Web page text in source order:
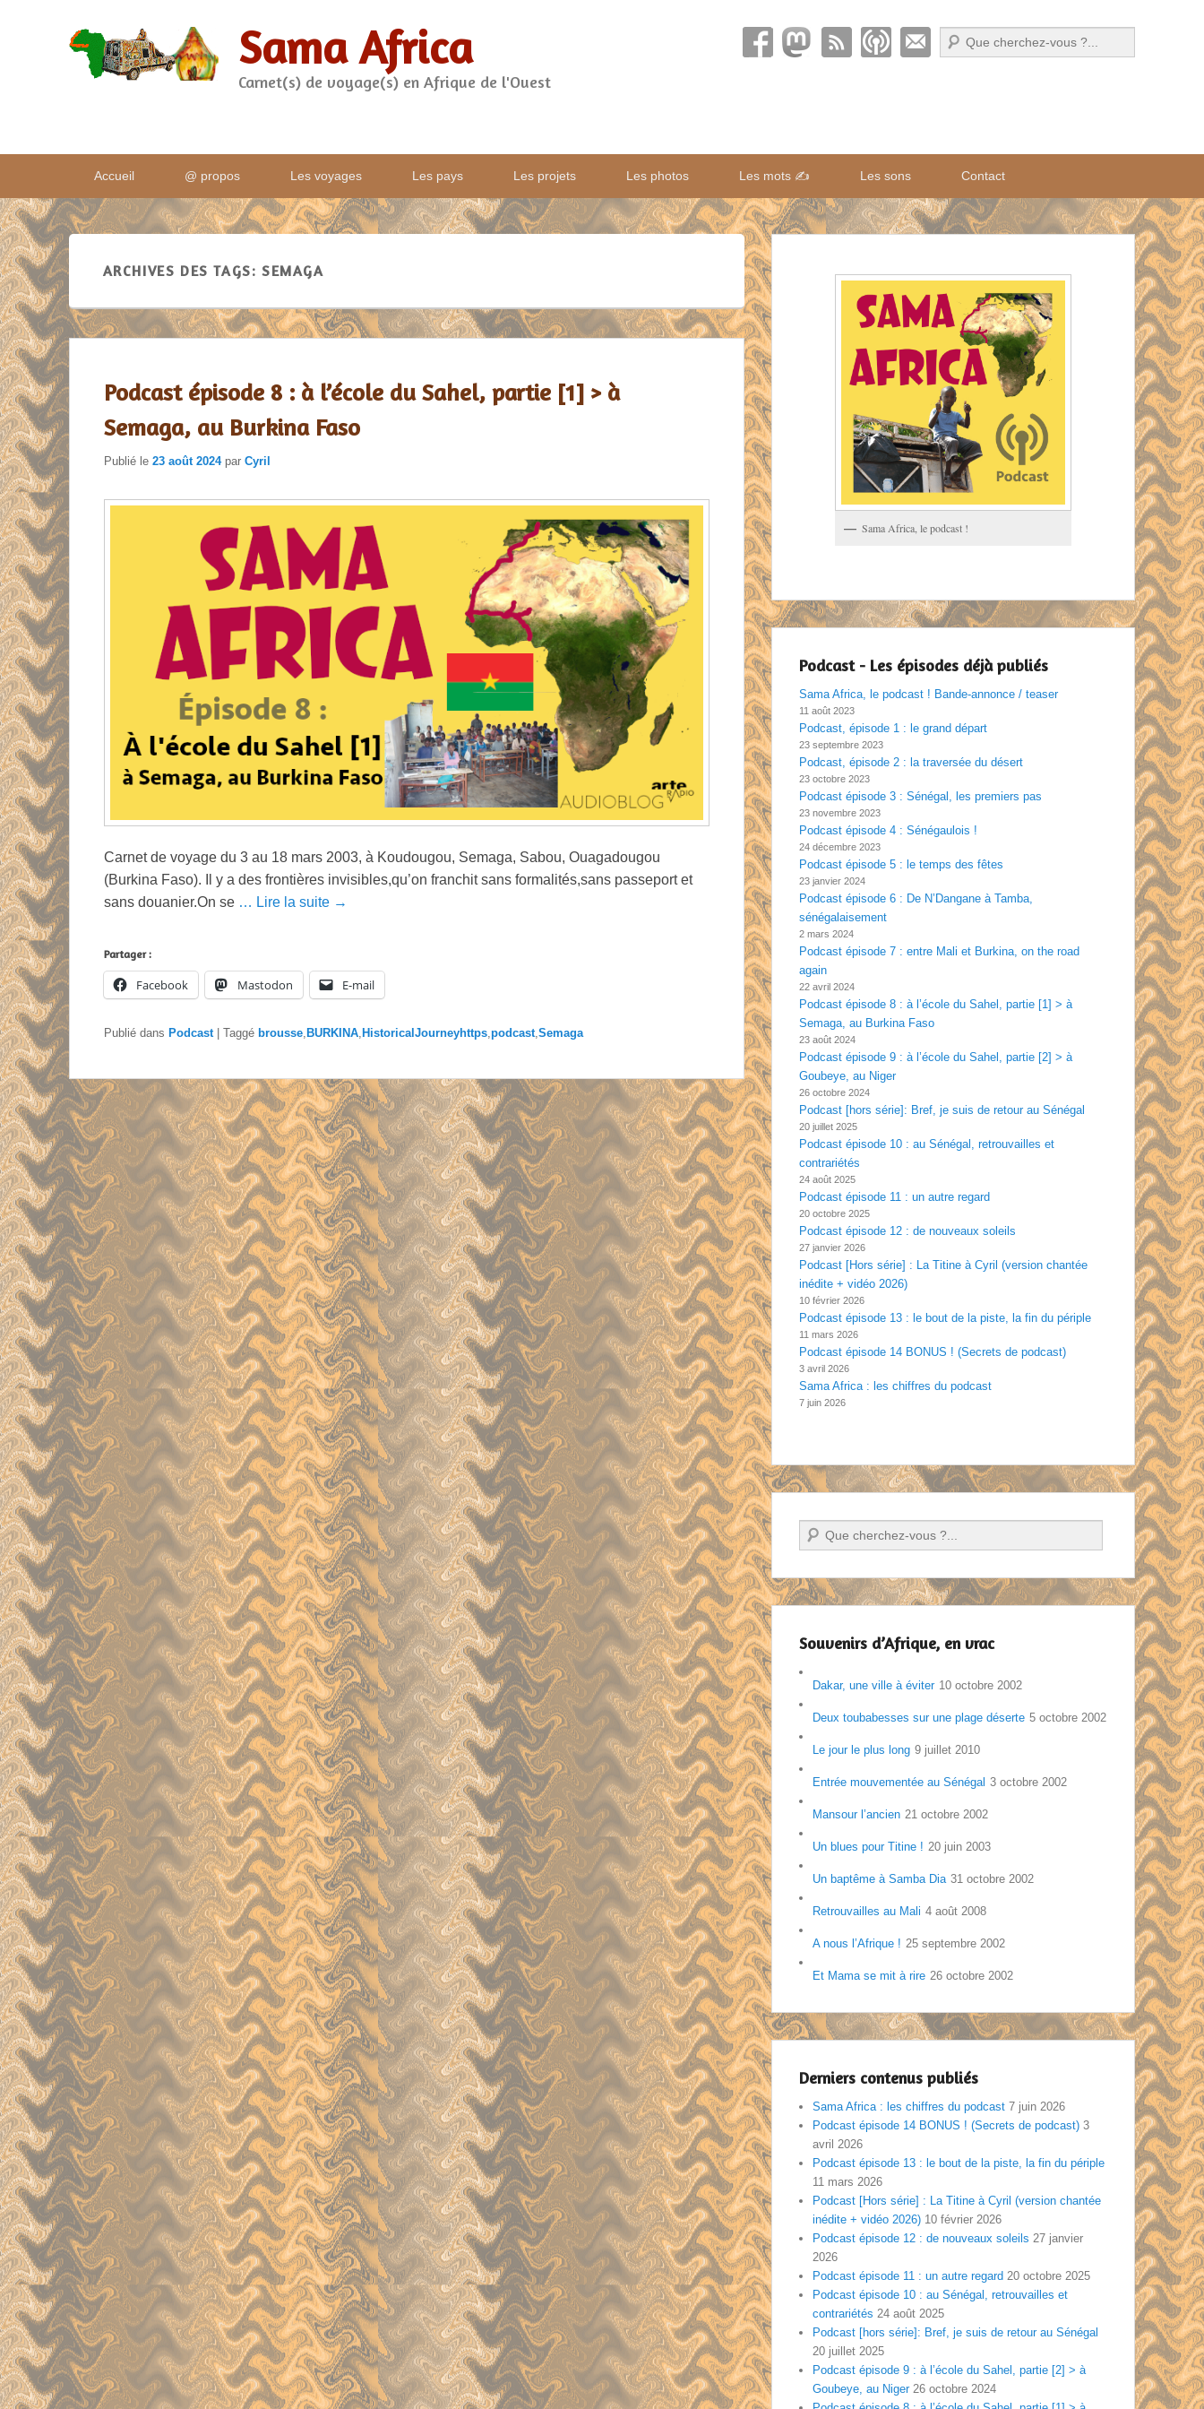
Sama Africa
Carnet(s) de voyage(s) en Afrique de l'Ouest
Recherche
Accueil @ propos Les voyages Les pays Les projets Les photos Les mots ✍️ Les sons Contact
ARCHIVES DES TAGS:SEMAGA
Podcast épisode 8 : à l’école du Sahel, partie [1] > à
Semaga, au Burkina Faso
Publié le 23 août 2024 par Cyril
Carnet de voyage du 3 au 18 mars 2003, à Koudougou, Semaga, Sabou, Ouagadougou
(Burkina Faso). Il y a des frontières invisibles,qu’on franchit sans formalités,sans passeport et
sans douanier.On se … Lire la suite →
Partager :
Facebook Mastodon E-mail
Publié dans Podcast Taggé brousse BURKINA HistoricalJourneyhttps podcast Semaga
Sama Africa, le podcast !
Podcast - Les épisodes déjà publiés
Sama Africa, le podcast ! Bande-annonce / teaser
11 août 2023
Podcast, épisode 1 : le grand départ
23 septembre 2023
Podcast, épisode 2 : la traversée du désert
23 octobre 2023
Podcast épisode 3 : Sénégal, les premiers pas
23 novembre 2023
Podcast épisode 4 : Sénégaulois !
24 décembre 2023
Podcast épisode 5 : le temps des fêtes
23 janvier 2024
Podcast épisode 6 : De N’Dangane à Tamba,
sénégalaisement
2 mars 2024
Podcast épisode 7 : entre Mali et Burkina, on the road
again
22 avril 2024
Podcast épisode 8 : à l’école du Sahel, partie [1] > à
Semaga, au Burkina Faso
23 août 2024
Podcast épisode 9 : à l’école du Sahel, partie [2] > à
Goubeye, au Niger
26 octobre 2024
Podcast [hors série]: Bref, je suis de retour au Sénégal
20 juillet 2025
Podcast épisode 10 : au Sénégal, retrouvailles et
contrariétés
24 août 2025
Podcast épisode 11 : un autre regard
20 octobre 2025
Podcast épisode 12 : de nouveaux soleils
27 janvier 2026
Podcast [Hors série] : La Titine à Cyril (version chantée
inédite + vidéo 2026)
10 février 2026
Podcast épisode 13 : le bout de la piste, la fin du périple
11 mars 2026
Podcast épisode 14 BONUS ! (Secrets de podcast)
3 avril 2026
Sama Africa : les chiffres du podcast
7 juin 2026
Recherche
Souvenirs d’Afrique, en vrac
Dakar, une ville à éviter 10 octobre 2002
Deux toubabesses sur une plage déserte 5 octobre 2002
Le jour le plus long 9 juillet 2010
Entrée mouvementée au Sénégal 3 octobre 2002
Mansour l’ancien 21 octobre 2002
Un blues pour Titine ! 20 juin 2003
Un baptême à Samba Dia 31 octobre 2002
Retrouvailles au Mali 4 août 2008
A nous l’Afrique ! 25 septembre 2002
Et Mama se mit à rire 26 octobre 2002
Derniers contenus publiés
Sama Africa : les chiffres du podcast 7 juin 2026
Podcast épisode 14 BONUS ! (Secrets de podcast) 3
avril 2026
Podcast épisode 13 : le bout de la piste, la fin du périple
11 mars 2026
Podcast [Hors série] : La Titine à Cyril (version chantée
inédite + vidéo 2026) 10 février 2026
Podcast épisode 12 : de nouveaux soleils 27 janvier
2026
Podcast épisode 11 : un autre regard 20 octobre 2025
Podcast épisode 10 : au Sénégal, retrouvailles et
contrariétés 24 août 2025
Podcast [hors série]: Bref, je suis de retour au Sénégal
20 juillet 2025
Podcast épisode 9 : à l’école du Sahel, partie [2] > à
Goubeye, au Niger 26 octobre 2024